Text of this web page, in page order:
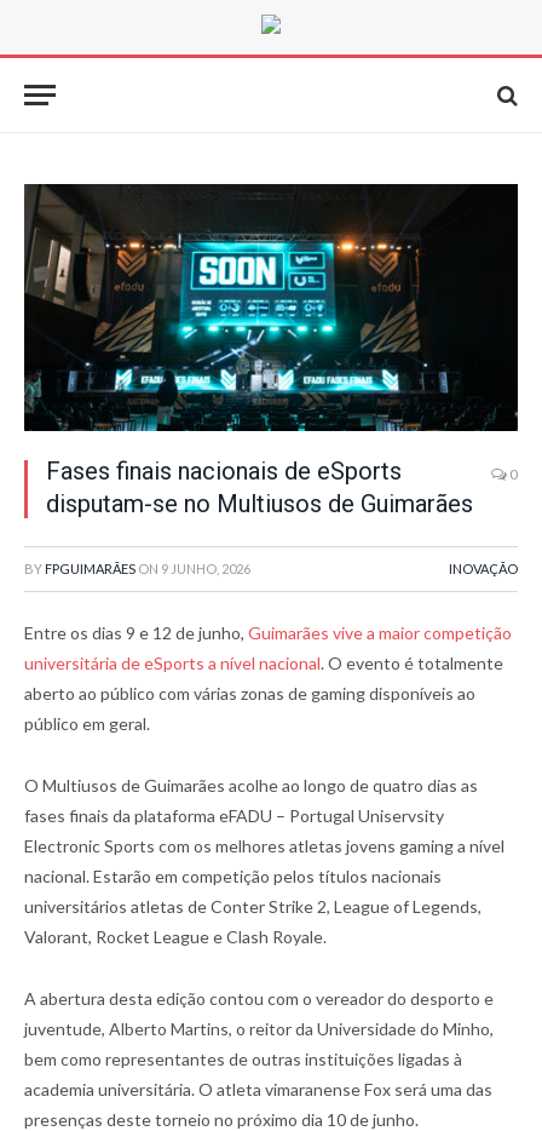
Fases finais nacionais de eSports
disputam-se no Multiusos de Guimarães
0
BY FPGUIMARÃES ON 9 JUNHO, 2026 INOVAÇÃO
Entre os dias 9 e 12 de junho, Guimarães vive a maior competição
universitária de eSports a nível nacional. O evento é totalmente
aberto ao público com várias zonas de gaming disponíveis ao
público em geral.
O Multiusos de Guimarães acolhe ao longo de quatro dias as
fases finais da plataforma eFADU – Portugal Uniservsity
Electronic Sports com os melhores atletas jovens gaming a nível
nacional. Estarão em competição pelos títulos nacionais
universitários atletas de Conter Strike 2, League of Legends,
Valorant, Rocket League e Clash Royale.
A abertura desta edição contou com o vereador do desporto e
juventude, Alberto Martins, o reitor da Universidade do Minho,
bem como representantes de outras instituições ligadas à
academia universitária. O atleta vimaranense Fox será uma das
presenças deste torneio no próximo dia 10 de junho.